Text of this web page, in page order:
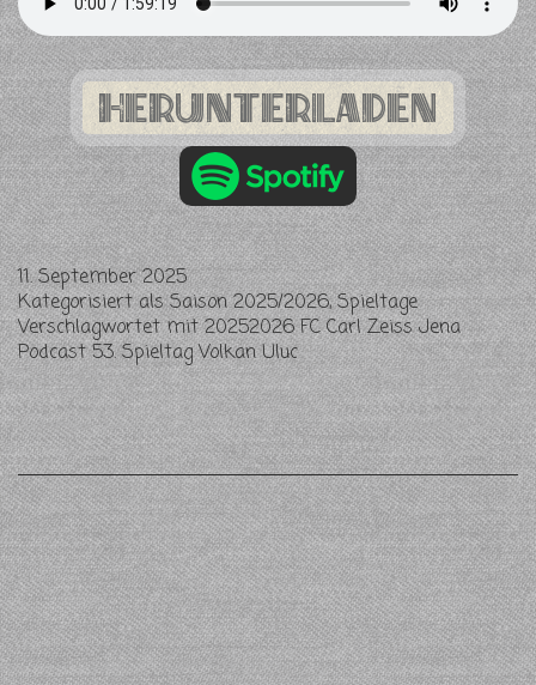
Herunterladen
11. September 2025
Kategorisiert alsSaison 2025/2026,Spieltage
Verschlagwortet mit20252026 FC Carl Zeiss Jena
Podcast 53. Spieltag Volkan Uluc